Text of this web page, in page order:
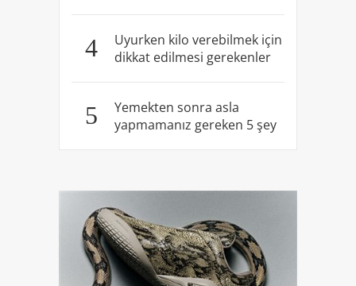
4
Uyurken kilo verebilmek için
dikkat edilmesi gerekenler
5
Yemekten sonra asla
yapmamanız gereken 5 şey